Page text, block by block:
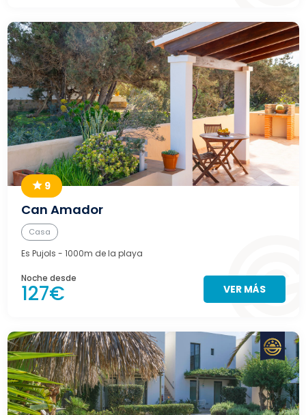
9
Can Amador
Casa
Es Pujols - 1000m de la playa
Noche desde
127€ VER MÁS